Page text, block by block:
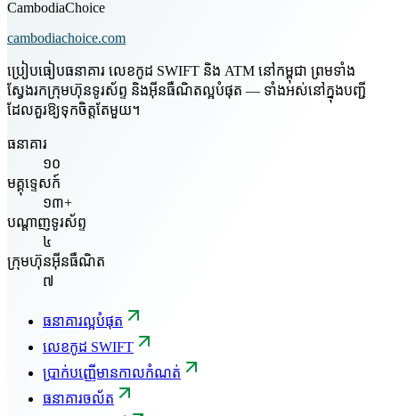
CambodiaChoice
cambodiachoice.com
ប្រៀបធៀបធនាគារ លេខកូដ SWIFT និង ATM នៅកម្ពុជា ព្រមទាំង
ស្វែងរកក្រុមហ៊ុនទូរស័ព្ទ និងអ៊ីនធឺណិតល្អបំផុត — ទាំងអស់នៅក្នុងបញ្ជី
ដែលគួរឱ្យទុកចិត្តតែមួយ។
ធនាគារ
១០
មគ្គុទ្ទេសក៍
១៣+
បណ្តាញទូរស័ព្ទ
៤
ក្រុមហ៊ុនអ៊ីនធឺណិត
៧
ធនាគារល្អបំផុត
លេខកូដ SWIFT
ប្រាក់បញ្ញើមានកាលកំណត់
ធនាគារចល័ត